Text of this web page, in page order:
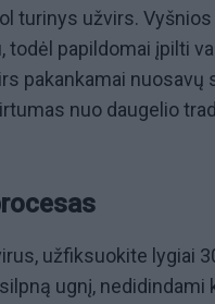
turinys užvirs.
todėl papildomai įpilti
pakankamai nuosavų
nuo daugelio
užfiksuokite lygiai
ugnį, nedidindami